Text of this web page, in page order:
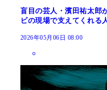
盲目の芸人・濱田祐太郎
ビの現場で支えてくれる
2026年05月06日 08:00